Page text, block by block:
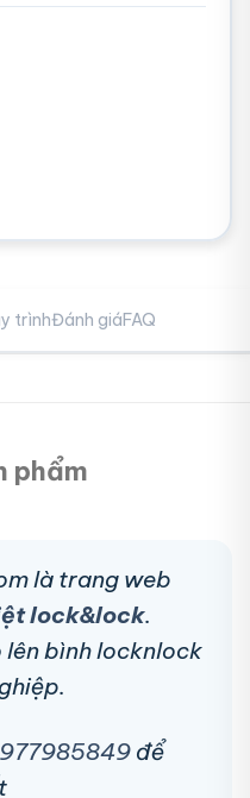
trìnhĐánh giáFAQ
phẩm
là trang web
lock&lock.
lên bình locknlock
để